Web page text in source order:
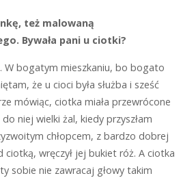
też malowaną
Bywała pani u ciotki?
W bogatym mie­szkaniu, bo bogato
że u cioci była służba i sześć
mówiąc, ciotka miała przewrócone
do niej wielki żal, kiedy przyszłam
chłopcem, z bardzo dobrej
ciotką, wręczył jej bukiet róż. A ciotka
sobie nie zawracaj głowy takim